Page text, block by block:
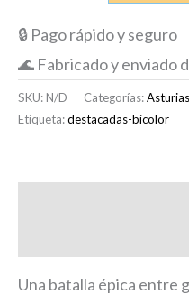
🔒 Pago rápido y seguro
🌊 Fabricado y enviado
SKU:N/D Categorías:Asturias
Etiqueta:destacadas-bicolor
Una batalla épica entre